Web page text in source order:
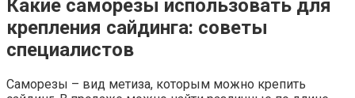
Какие саморезы использовать для
крепления сайдинга: советы
специалистов
Саморезы – вид метиза, которым можно крепить